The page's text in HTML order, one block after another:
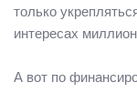
только
интересах
А вот по